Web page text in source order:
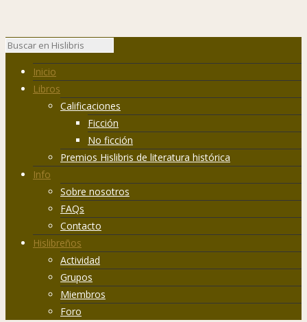
Inicio
Libros
Calificaciones
Ficción
No ficción
Premios Hislibris de literatura histórica
Info
Sobre nosotros
FAQs
Contacto
Hislibreños
Actividad
Grupos
Miembros
Foro